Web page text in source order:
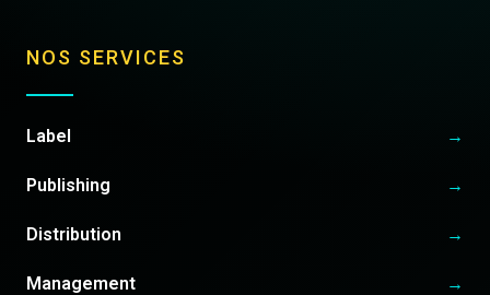
NOS SERVICES
Label →
Publishing →
Distribution →
Management →